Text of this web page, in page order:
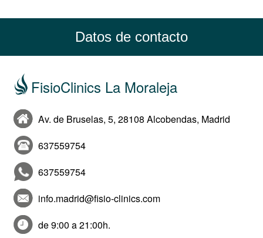
Datos de contacto
FisioClinics La Moraleja
Av. de Bruselas, 5, 28108 Alcobendas, Madrid
637559754
637559754
info.madrid@fisio-clinics.com
de 9:00 a 21:00h.